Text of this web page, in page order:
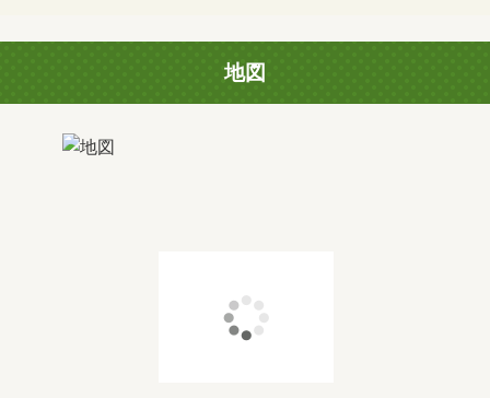
地図